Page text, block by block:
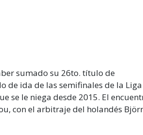
sumado su 26to. título de
de ida de las semifinales de la Liga
se le niega desde 2015. El
con el arbitraje del holandés